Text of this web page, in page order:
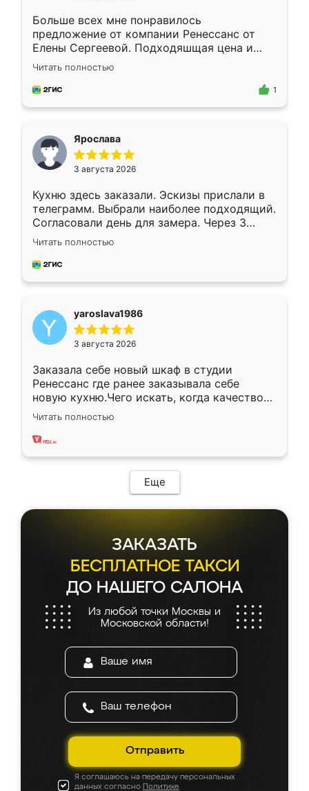
Больше всех мне понравилось
предложение от компании Ренессанс от
Елены Сергеевой. Подходяшщая цена и
короткие сроки изготовления. Приехавший
для замера сотрудник Владислав
предложил по моему эскизу самый
Читать полностью
1
Ярослава
3 августа 2026
Кухню здесь заказали. Эскизы прислали в
телеграмм. Выбрали наиболее подходящий.
Согласовали день для замера. Через 3
недели кухня была уже готова. Остались
довольны работой. Спасибо Ренессанс
мебель за качественную работу!
Читать полностью
yaroslava1986
3 августа 2026
Заказала себе новый шкаф в студии
Ренессанс где ранее заказывала себе
новую кухню.Чего искать, когда качеством
вполне довольна. Служит кухня уже почти
два года, нареканий нет.
Читать полностью
Еще
ЗАКАЗАТЬ
БЕСПЛАТНОЕ ТАКСИ
ДО НАШЕГО САЛОНА
Из любой точки Москвы и
Московской области!
Отправить
Я соглашаюсь на передачу персональных
данных согласно Политике